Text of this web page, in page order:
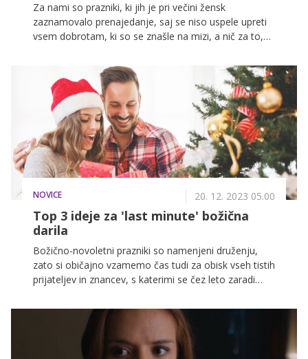
Za nami so prazniki, ki jih je pri večini žensk
zaznamovalo prenajedanje, saj se niso uspele upreti
vsem dobrotam, ki so se znašle na mizi, a nič za to,
novoletnimi zaobljubami se skoraj vsako leto znajde
tudi želja po hujšanju, boljši telesni pripravljenosti in
nasploh po bolj zdravem življenjskem slogu. O tem,
kako se lotiti omenjenih novoletnih zaobljub, smo
poklepetali z osebnim trenerjem po imenu Tim
Adlešič, ki nam je zaupal tudi, na kaj moramo biti
pozorne, da bomo zdrave navade uspešno vzdrževale
skozi celotno leto, ne zgolj v prvih mesecih.
NOVICE 20. 12. 2023 05.00
Top 3 ideje za 'last minute' božična
darila
Božično-novoletni prazniki so namenjeni druženju,
zato si običajno vzamemo čas tudi za obisk vseh tistih
prijateljev in znancev, s katerimi se čez leto zaradi
spodobi, da se v goste odpravimo praznih rok, zato
ponujamo 3 top ideje, ki so v prazničnem času vedno
priročno darilo. Prav tako vam namignemo, kako si jih
priskrbeti brez drenjanja v nabito polnih trgovskih